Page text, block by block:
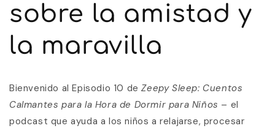
sobre la amistad y
la maravilla
Bienvenido al Episodio 10 deZeepy Sleep: Cuentos
Calmantes para la Hora de Dormir para Niños – el
podcast que ayuda a los niños a relajarse, procesar